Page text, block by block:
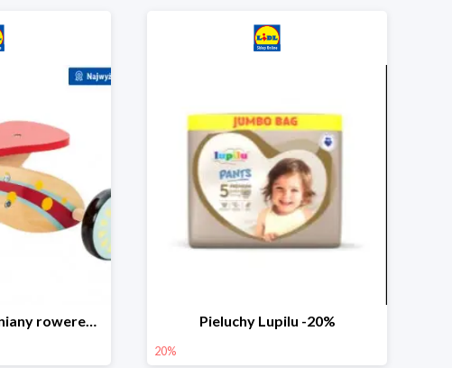
PLAYTIVE® Drewniany rowerek biegowy -33% Pieluchy Lupilu -20%
20%